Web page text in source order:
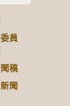
員
稿
聞